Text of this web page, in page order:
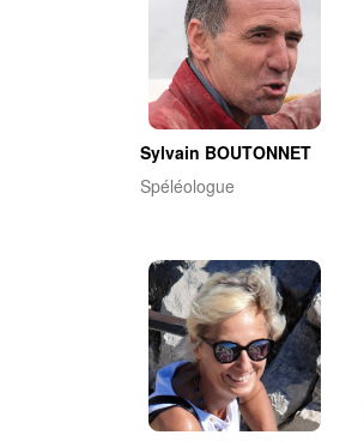
Sylvain BOUTONNET
Spéléologue